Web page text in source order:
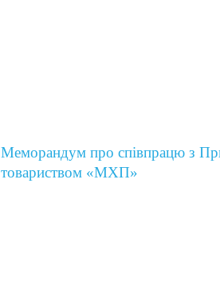
Меморандум про співпрацю з
товариством «МХП»